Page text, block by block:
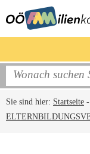
Sie sind hier: Startseite -